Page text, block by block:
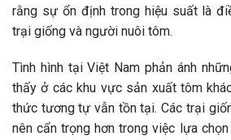
rằng sự ổn định trong hiệu suất là
trại giống và người nuôi tôm.
Tình hình tại Việt Nam phản ánh
thấy ở các khu vực sản xuất tôm
thức tương tự vẫn tồn tại. Các trại
nên cẩn trọng hơn trong việc lựa